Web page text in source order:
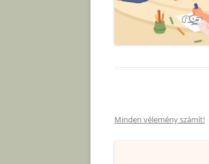
Minden vélemény számít!